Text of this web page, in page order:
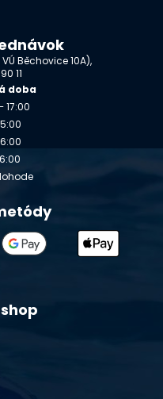
Běchovice 10A),
11
doba
17:00